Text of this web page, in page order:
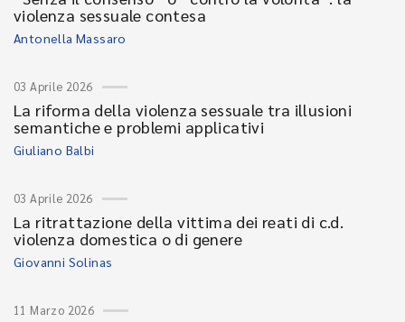
violenza sessuale contesa
Antonella Massaro
03 Aprile 2026
La riforma della violenza sessuale tra illusioni
semantiche e problemi applicativi
Giuliano Balbi
03 Aprile 2026
La ritrattazione della vittima dei reati di c.d.
violenza domestica o di genere
Giovanni Solinas
11 Marzo 2026